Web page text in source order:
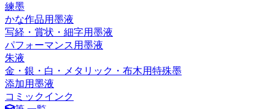
練墨
かな作品用墨液
写経・賞状・細字用墨液
パフォーマンス用墨液
朱液
金・銀・白・メタリック・布木用特殊墨
添加用墨液
コミックインク